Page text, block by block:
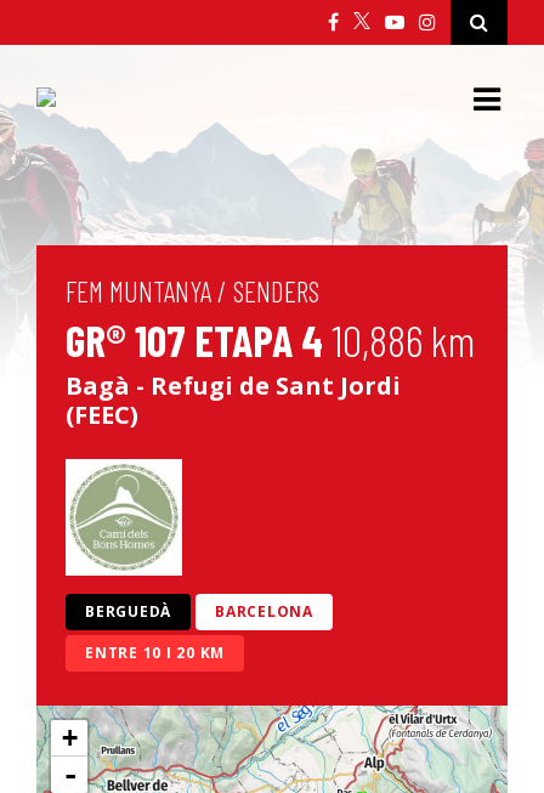
FEM MUNTANYA / SENDERS
GR® 107 ETAPA 410,886 km
Bagà - Refugi de Sant Jordi
(FEEC)
BERGUEDÀ
BARCELONA
ENTRE 10 I 20 KM
+
-